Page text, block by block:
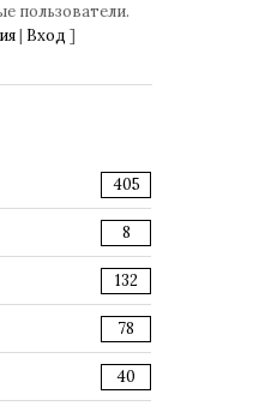
пользователи.
| Вход ]
405
8
132
78
40